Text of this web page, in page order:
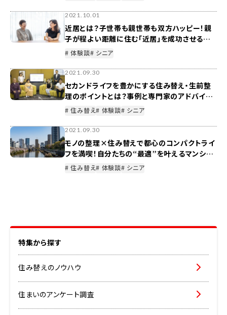
2021.10.01
近居とは？子世帯も親世帯も双方ハッピー！親
子が程よい距離に住む「近居」を成功させる秘
訣
# 体験談# シニア
2021.09.30
セカンドライフを豊かにする住み替え・生前整
理のポイントとは？事例と専門家のアドバイス
を紹介
# 住み替え# 体験談# シニア
2021.09.30
モノの整理×住み替えで都心のコンパクトライ
フを満喫！自分たちの“最適”を叶えるマンショ
ン選びとは？
# 住み替え# 体験談# シニア
特集から探す
住み替えのノウハウ
住まいのアンケート調査